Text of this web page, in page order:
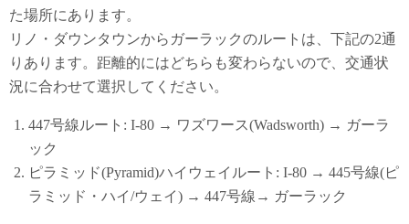
た場所にあります。
リノ・ダウンタウンからガーラックのルートは、下記の2通
りあります。距離的にはどちらも変わらないので、交通状
況に合わせて選択してください。
447号線ルート: I-80 → ワズワース(Wadsworth) → ガーラ
ック
ピラミッド(Pyramid)ハイウェイルート: I-80 → 445号線(ピ
ラミッド・ハイ/ウェイ) → 447号線→ ガーラック